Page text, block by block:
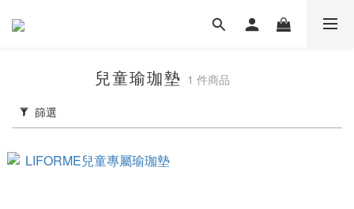
兒童瑜珈墊 1 件商品
篩選